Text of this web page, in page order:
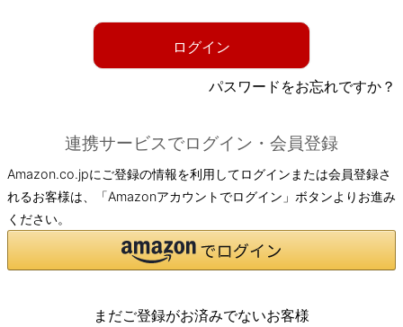
ログイン
パスワードをお忘れですか？
連携サービスでログイン・会員登録
Amazon.co.jpにご登録の情報を利用してログインまたは会員登録さ
れるお客様は、「Amazonアカウントでログイン」ボタンよりお進み
ください。
まだご登録がお済みでないお客様